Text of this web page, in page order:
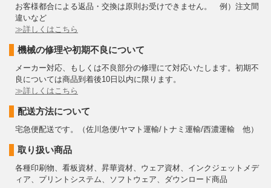
お客様都合による返品・交換は原則お受けできません。 例）注文間
違いなど
≫詳しくはこちら
機械の修理や初期不良について
メーカー対応、もしくは不良部分の修理にて対応いたします。初期不
良については商品到着後10日以内に限ります。
≫詳しくはこちら
配送方法について
宅急便配送です。（佐川急便/ヤマト運輸/トナミ運輸/西濃運輸 他）
取り扱い商品
各種印刷物、看板資材、昇華資材、ウェア資材、インクジェットメデ
ィア、プリントシステム、ソフトウェア、ダウンロード商品